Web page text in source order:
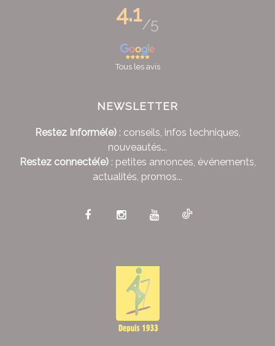
4.1/5
Tous les avis
NEWSLETTER
Restez Informé(e): conseils, infos techniques,
nouveautés...
Restez connecté(e): petites annonces, événements,
actualités, promos...